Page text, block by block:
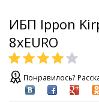
ИБП Ippon
8xEURO
Понравилось?